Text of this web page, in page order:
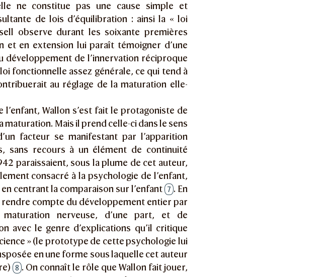
ne constitue pas une cause simple et
de lois d’équilibration : ainsi la « loi
observe durant les soixante premières
et en extension lui paraît témoigner d’une
développement de l’innervation réciproque
fonctionnelle assez générale, ce qui tend à
au réglage de la maturation elle-
Wallon s’est fait le protagoniste de
Mais il prend celle-ci dans le sens
facteur se manifestant par l’apparition
sans recours à un élément de continuité
paraissaient, sous la plume de cet auteur,
consacré à la psychologie de l’enfant,
centrant la comparaison sur l’enfant 7 . En
rendre compte du développement entier par
nerveuse, d’une part, et de
avec le genre d’explications qu’il critique
» (le prototype de cette psychologie lui
en une forme sous laquelle cet auteur
8 . On connaît le rôle que Wallon fait jouer,